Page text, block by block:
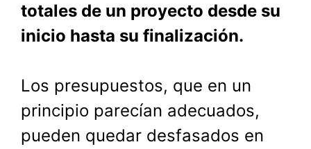
totales de un proyecto desde su
inicio hasta su finalización.
Los presupuestos, que en un
principio parecían adecuados,
pueden quedar desfasados en